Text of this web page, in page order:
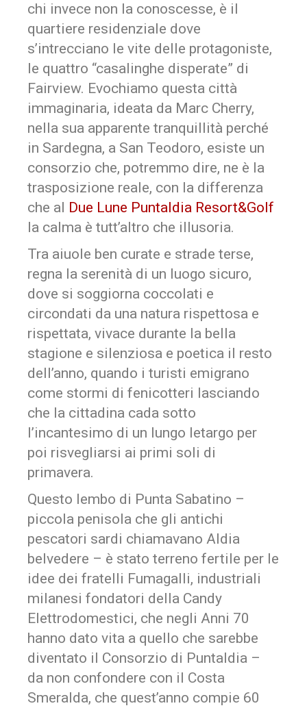
chi invece non la conoscesse, è il
quartiere residenziale dove
s’intrecciano le vite delle protagoniste,
le quattro “casalinghe disperate” di
Fairview. Evochiamo questa città
immaginaria, ideata da Marc Cherry,
nella sua apparente tranquillità perché
in Sardegna, a San Teodoro, esiste un
consorzio che, potremmo dire, ne è la
trasposizione reale, con la differenza
che al Due Lune Puntaldia Resort&Golf
la calma è tutt’altro che illusoria.
Tra aiuole ben curate e strade terse,
regna la serenità di un luogo sicuro,
dove si soggiorna coccolati e
circondati da una natura rispettosa e
rispettata, vivace durante la bella
stagione e silenziosa e poetica il resto
dell’anno, quando i turisti emigrano
come stormi di fenicotteri lasciando
che la cittadina cada sotto
l’incantesimo di un lungo letargo per
poi risvegliarsi ai primi soli di
primavera.
Questo lembo di Punta Sabatino –
piccola penisola che gli antichi
pescatori sardi chiamavano Aldia
belvedere – è stato terreno fertile per le
idee dei fratelli Fumagalli, industriali
milanesi fondatori della Candy
Elettrodomestici, che negli Anni 70
hanno dato vita a quello che sarebbe
diventato il Consorzio di Puntaldia –
da non confondere con il Costa
Smeralda, che quest’anno compie 60